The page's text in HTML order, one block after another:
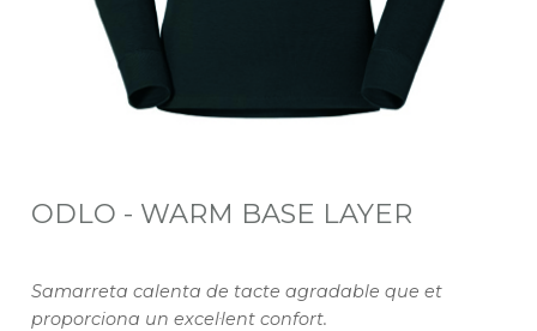
ODLO - WARM BASE LAYER
Samarreta calenta de tacte agradable que et
proporciona un excel·lent confort.